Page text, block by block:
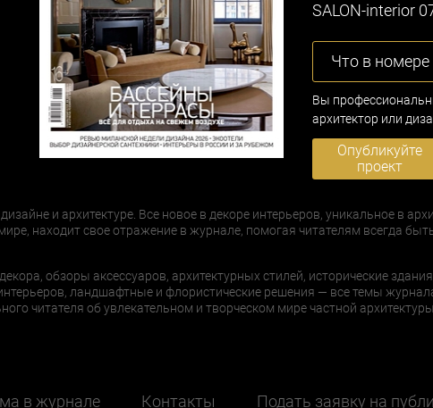
SALON-interior
Что в номере
Вы
архитектор или
Опубликуйте
проект
и архитектуре. Все новое в декоре интерьеров, уникальное в
находит свое отражение в журнале, помогая читателям всегда
обзоры аксессуаров, архитектурных стилей, исторические здания,
ландшафтные и флористические решения — все темы
читателя об увлекательном и творческом мире частной
в журнале Контакты Подать заявку на